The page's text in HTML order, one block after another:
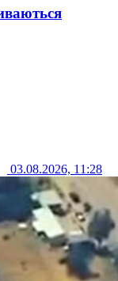
03.08.2026, 11:28